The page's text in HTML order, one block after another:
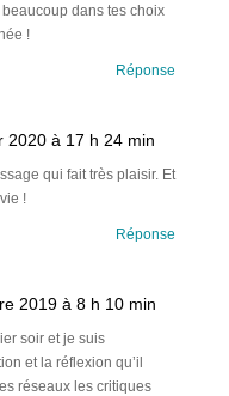
dans tes choix
!
Réponse
2020 à 17 h 24 min
qui fait très plaisir. Et
!
Réponse
2019 à 8 h 10 min
soir et je suis
et la réflexion qu’il
réseaux les critiques